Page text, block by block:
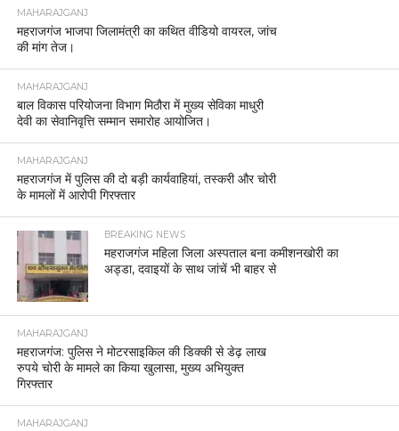
MAHARAJGANJ
महराजगंज भाजपा जिलामंत्री का कथित वीडियो वायरल, जांच
की मांग तेज।
MAHARAJGANJ
बाल विकास परियोजना विभाग मिठौरा में मुख्य सेविका माधुरी
देवी का सेवानिवृत्ति सम्मान समारोह आयोजित।
MAHARAJGANJ
महराजगंज में पुलिस की दो बड़ी कार्यवाहियां, तस्करी और चोरी
के मामलों में आरोपी गिरफ्तार
BREAKING NEWS
महराजगंज महिला जिला अस्पताल बना कमीशनखोरी का
अड्डा, दवाइयों के साथ जांचें भी बाहर से
MAHARAJGANJ
महराजगंज: पुलिस ने मोटरसाइकिल की डिक्की से डेढ़ लाख
रुपये चोरी के मामले का किया खुलासा, मुख्य अभियुक्त
गिरफ्तार
MAHARAJGANJ